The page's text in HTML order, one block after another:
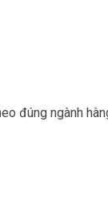
đúng ngành